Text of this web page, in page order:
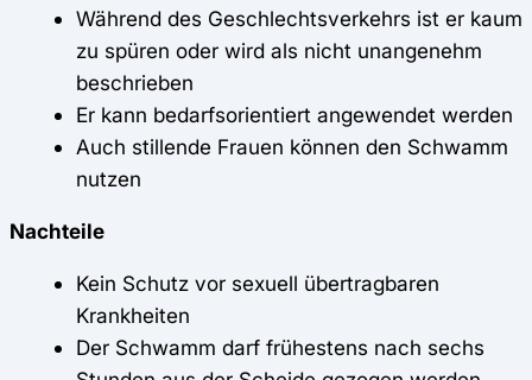
Während des Geschlechtsverkehrs ist er kaum
zu spüren oder wird als nicht unangenehm
beschrieben
Er kann bedarfsorientiert angewendet werden
Auch stillende Frauen können den Schwamm
nutzen
Nachteile
Kein Schutz vor sexuell übertragbaren
Krankheiten
Der Schwamm darf frühestens nach sechs